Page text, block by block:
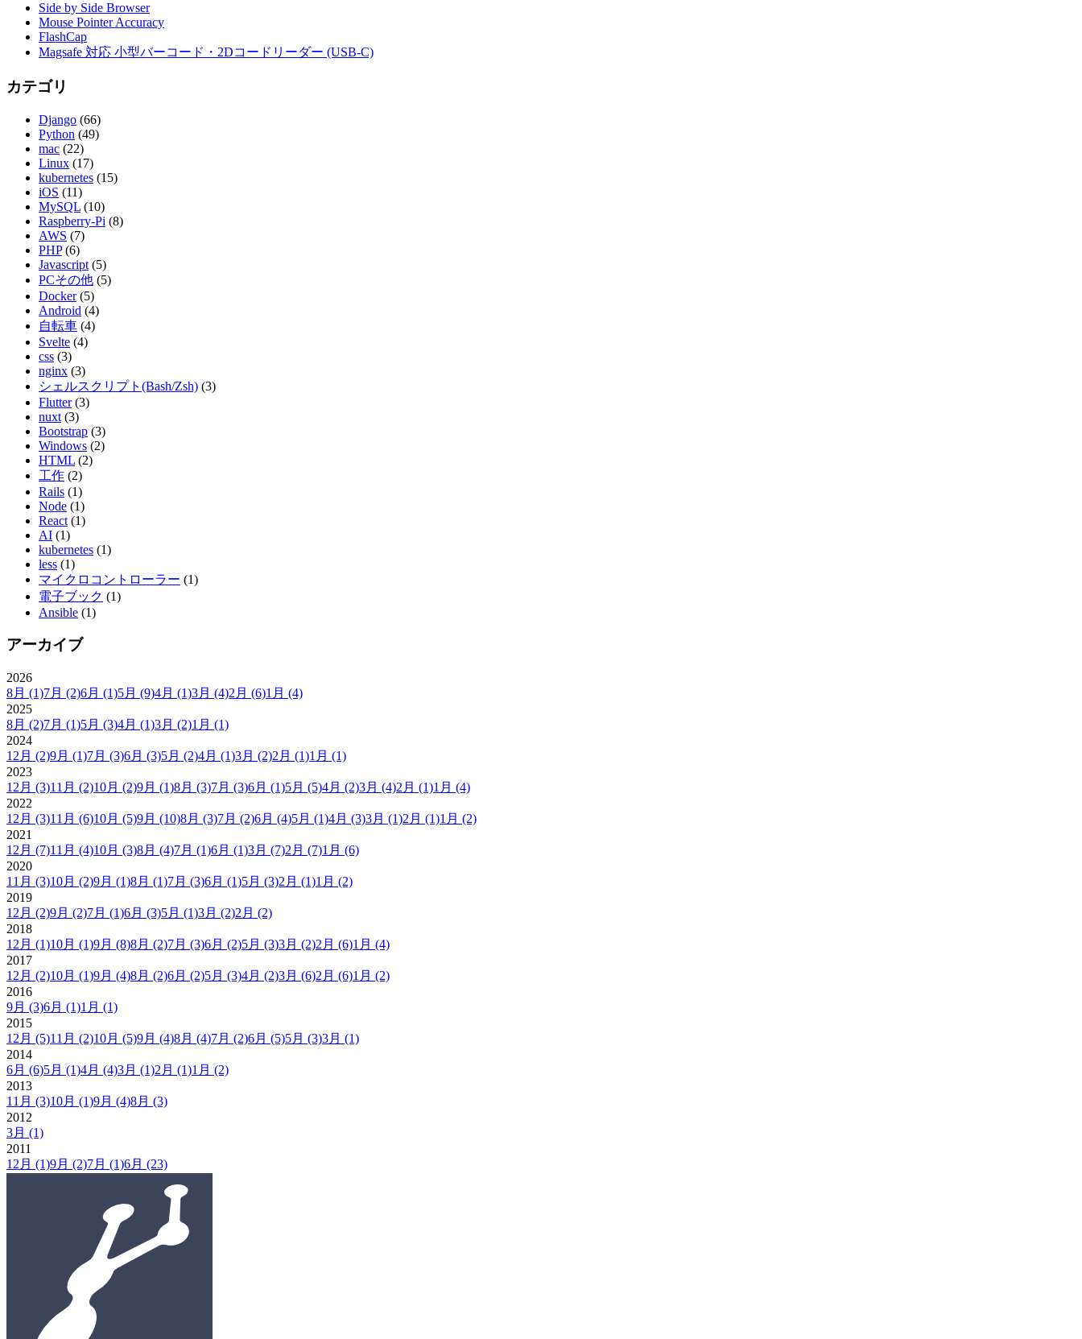
Side by Side Browser
Mouse Pointer Accuracy
FlashCap
Magsafe 対応 小型バーコード・2Dコードリーダー (USB-C)
カテゴリ
Django (66)
Python (49)
mac (22)
Linux (17)
kubernetes (15)
iOS (11)
MySQL (10)
Raspberry-Pi (8)
AWS (7)
PHP (6)
Javascript (5)
PCその他 (5)
Docker (5)
Android (4)
自転車 (4)
Svelte (4)
css (3)
nginx (3)
シェルスクリプト(Bash/Zsh) (3)
Flutter (3)
nuxt (3)
Bootstrap (3)
Windows (2)
HTML (2)
工作 (2)
Rails (1)
Node (1)
React (1)
AI (1)
kubernetes (1)
less (1)
マイクロコントローラー (1)
電子ブック (1)
Ansible (1)
アーカイブ
2026
8月 (1)7月 (2)6月 (1)5月 (9)4月 (1)3月 (4)2月 (6)1月 (4)
2025
8月 (2)7月 (1)5月 (3)4月 (1)3月 (2)1月 (1)
2024
12月 (2)9月 (1)7月 (3)6月 (3)5月 (2)4月 (1)3月 (2)2月 (1)1月 (1)
2023
12月 (3)11月 (2)10月 (2)9月 (1)8月 (3)7月 (3)6月 (1)5月 (5)4月 (2)3月 (4)2月 (1)1月 (4)
2022
12月 (3)11月 (6)10月 (5)9月 (10)8月 (3)7月 (2)6月 (4)5月 (1)4月 (3)3月 (1)2月 (1)1月 (2)
2021
12月 (7)11月 (4)10月 (3)8月 (4)7月 (1)6月 (1)3月 (7)2月 (7)1月 (6)
2020
11月 (3)10月 (2)9月 (1)8月 (1)7月 (3)6月 (1)5月 (3)2月 (1)1月 (2)
2019
12月 (2)9月 (2)7月 (1)6月 (3)5月 (1)3月 (2)2月 (2)
2018
12月 (1)10月 (1)9月 (8)8月 (2)7月 (3)6月 (2)5月 (3)3月 (2)2月 (6)1月 (4)
2017
12月 (2)10月 (1)9月 (4)8月 (2)6月 (2)5月 (3)4月 (2)3月 (6)2月 (6)1月 (2)
2016
9月 (3)6月 (1)1月 (1)
2015
12月 (5)11月 (2)10月 (5)9月 (4)8月 (4)7月 (2)6月 (5)5月 (3)3月 (1)
2014
6月 (6)5月 (1)4月 (4)3月 (1)2月 (1)1月 (2)
2013
11月 (3)10月 (1)9月 (4)8月 (3)
2012
3月 (1)
2011
12月 (1)9月 (2)7月 (1)6月 (23)